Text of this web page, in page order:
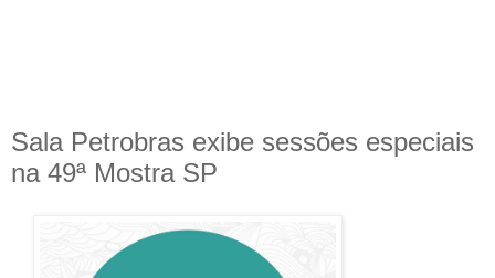
Sala Petrobras exibe sessões especiais
na 49ª Mostra SP